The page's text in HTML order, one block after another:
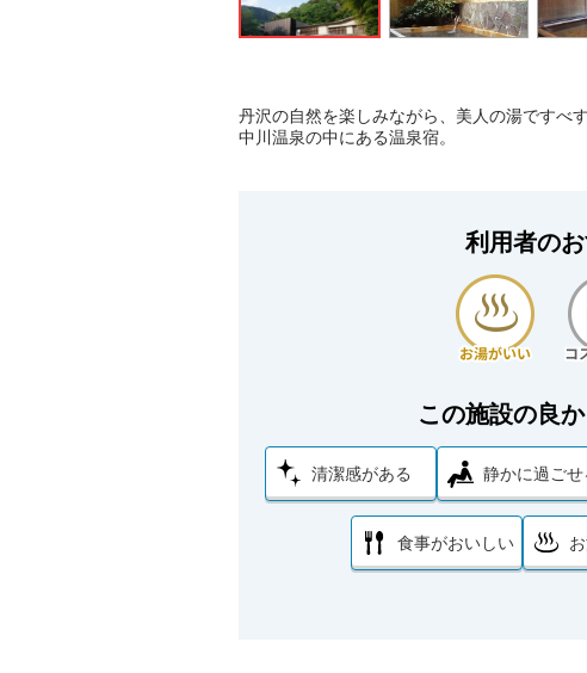
丹沢の自然を楽しみながら、美人の湯ですべ
中川温泉の中にある温泉宿。
利用者の
この施設の良
清潔感がある 静かに過ごせ
食事がおいしい